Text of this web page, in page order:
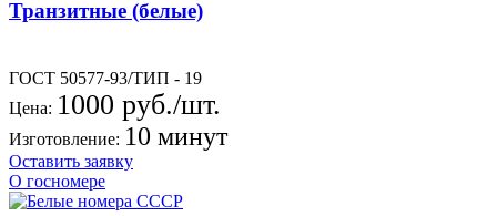
Транзитные (белые)
ГОСТ 50577-93/ТИП - 19
Цена: 1000 руб./шт.
Изготовление: 10 минут
Оставить заявку
О госномере